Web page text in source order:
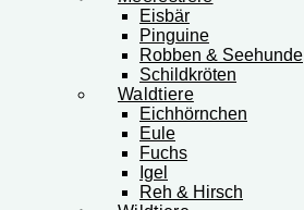
Eisbär
Pinguine
Robben & Seehunde
Schildkröten
Waldtiere
Eichhörnchen
Eule
Fuchs
Igel
Reh & Hirsch